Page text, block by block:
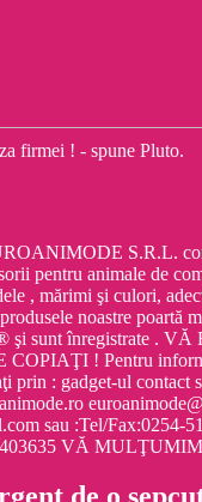
firmei ! - spune Pluto.
S.R.L.
pentru animale de
, mărimi şi culori,
noastre poartă
sunt înregistrate . VĂ
! Pentru
prin : gadget-ul contact
sau :Tel/Fax:0254-
403635 VĂ